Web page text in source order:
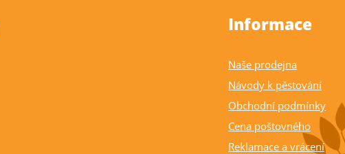
Informace
Naše prodejna
Návody k pěstování
Obchodní podmínky
Cena poštovného
Reklamace a vrácení